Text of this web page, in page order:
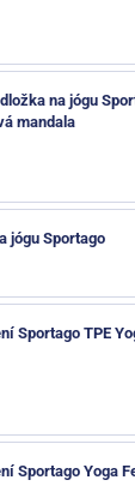
na jógu
mandala
jógu Sportago
Sportago TPE
Sportago Yoga